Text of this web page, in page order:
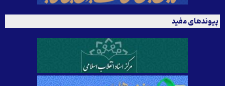
پیوندهای مفید